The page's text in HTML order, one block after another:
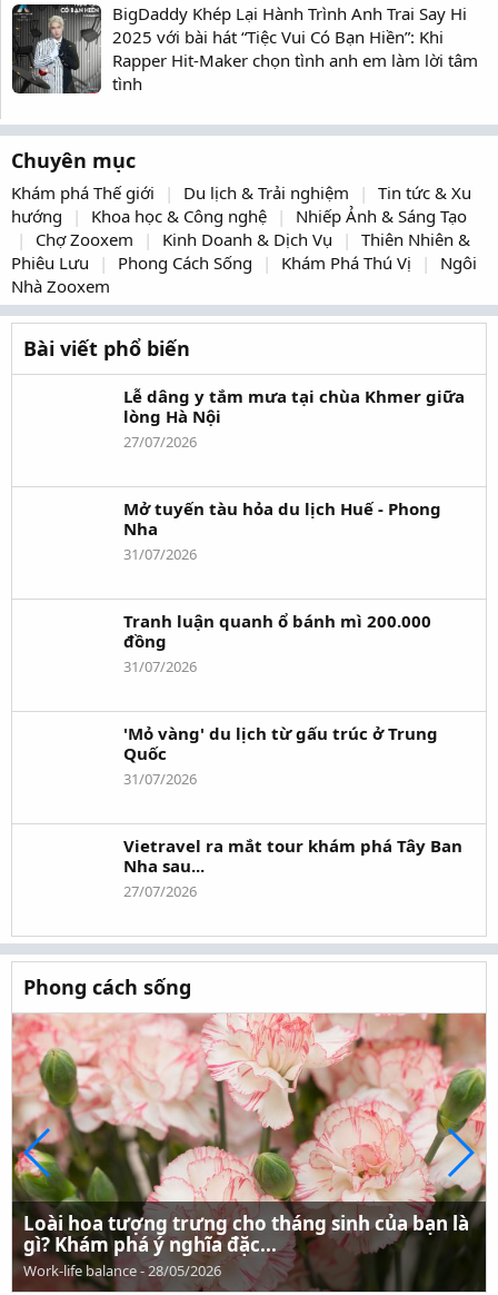
BigDaddy Khép Lại Hành Trình Anh Trai Say Hi
2025 với bài hát “Tiệc Vui Có Bạn Hiền”: Khi
Rapper Hit-Maker chọn tình anh em làm lời tâm
tình
Chuyên mục
Khám phá Thế giới Du lịch & Trải nghiệm
Tin tức & Xu
hướng
Khoa học & Công nghệ
Nhiếp Ảnh & Sáng Tạo
Chợ Zooxem
Kinh Doanh & Dịch Vụ
Thiên Nhiên &
Phiêu Lưu
Phong Cách Sống Khám Phá Thú Vị
Ngôi
Nhà Zooxem
Bài viết phổ biến
Lễ dâng y tắm mưa tại chùa Khmer giữa
lòng Hà Nội
27/07/2026
Mở tuyến tàu hỏa du lịch Huế - Phong
Nha
31/07/2026
Tranh luận quanh ổ bánh mì 200.000
đồng
31/07/2026
'Mỏ vàng' du lịch từ gấu trúc ở Trung
Quốc
31/07/2026
Vietravel ra mắt tour khám phá Tây Ban
Nha sau...
27/07/2026
Phong cách sống
Loài hoa tượng trưng cho tháng sinh của bạn là
gì? Khám phá ý nghĩa đặc...
Work-life balance-28/05/2026